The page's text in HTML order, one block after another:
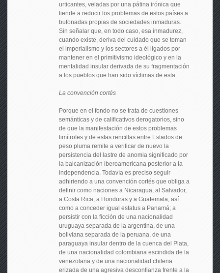
urticantes, veladas por una pátina irónica que
tiende a reducir los problemas de estos países a
bufonadas propias de sociedades inmaduras.
Sin señalar que, en todo caso, esa inmadurez,
cuando existe, deriva del cuidado que se toman
el imperialismo y los sectores a él ligados por
mantener en el primitivismo ideológico y en la
mentalidad insular derivada de su fragmentación
a los pueblos que han sido víctimas de esta.
La convención cortés
Porque en el fondo no se trata de cuestiones
semánticas y de calificativos derogatorios, sino
de que la manifestación de estos problemas
limítrofes y de estas rencillas entre Estados de
peso pluma remite a verificar de nuevo la
persistencia del lastre de anomia significado por
la balcanización iberoamericana posterior a la
independencia. Todavía es preciso seguir
adhiriendo a una convención cortés que obliga a
definir como naciones a Nicaragua, al Salvador,
a Costa Rica, a Honduras y a Guatemala, así
como a conceder igual estatus a Panamá; a
persistir con la ficción de una nacionalidad
uruguaya separada de la argentina, de una
boliviana separada de la peruana, de una
paraguaya insular dentro de la cuenca del Plata,
de una nacionalidad colombiana escindida de la
venezolana y de una nacionalidad chilena
erizada de una agresiva desconfianza frente a la